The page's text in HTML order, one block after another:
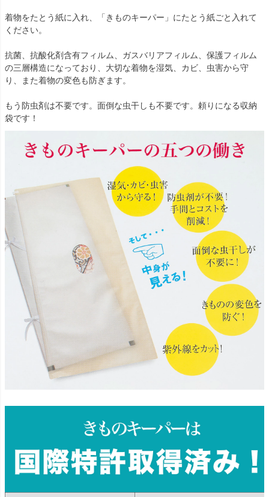
着物をたとう紙に入れ、「きものキーパー」にたとう紙ごと入れて
ください。
抗菌、抗酸化剤含有フィルム、ガスバリアフィルム、保護フィルム
の三層構造になっており、大切な着物を湿気、カビ、虫害から守
り、また着物の変色も防ぎます。
もう防虫剤は不要です。面倒な虫干しも不要です。頼りになる収納
袋です！